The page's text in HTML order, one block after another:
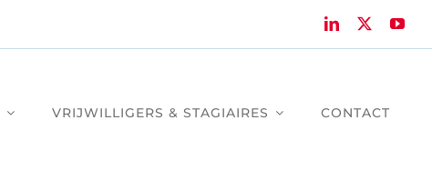
VRIJWILLIGERS & STAGIAIRES CONTACT